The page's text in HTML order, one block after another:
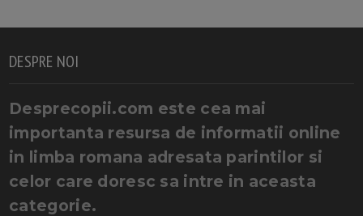
DESPRE NOI
Desprecopii.com este cea mai
importanta resursa de informatii online
in limba romana adresata parintilor si
celor care doresc sa intre in aceasta
categorie.